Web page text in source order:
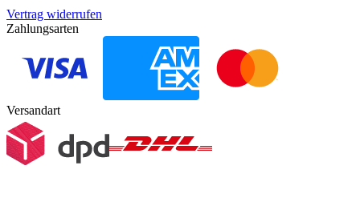
Vertrag widerrufen
Zahlungsarten
Versandart